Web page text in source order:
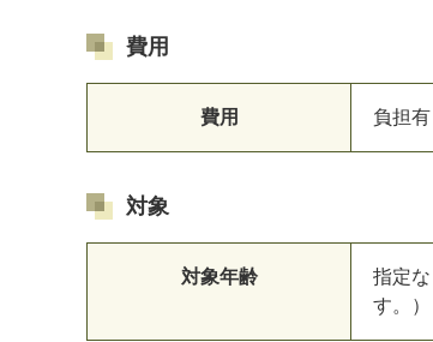
費用
費用 負担
対象
対象年齢
指定
す。）